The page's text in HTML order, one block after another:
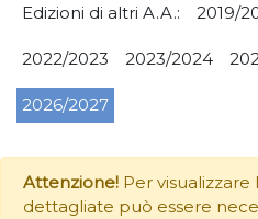
Edizioni di altri A.A.: 2019/
2022/2023 2023/2024
2026/2027
Attenzione! Per
dettagliate può essere